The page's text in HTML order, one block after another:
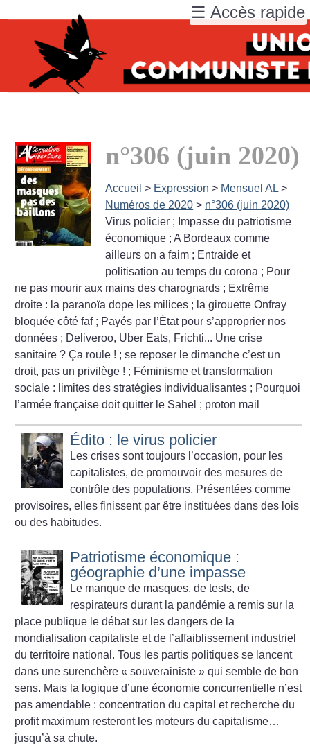
n°306 (juin 2020)
Accueil > Expression > Mensuel AL >
Numéros de 2020 > n°306 (juin 2020)
Virus policier ; Impasse du patriotisme
économique ; A Bordeaux comme
ailleurs on a faim ; Entraide et
politisation au temps du corona ; Pour
ne pas mourir aux mains des charognards ; Extrême
droite : la paranoïa dope les milices ; la girouette Onfray
bloquée côté faf ; Payés par l’État pour s’approprier nos
données ; Deliveroo, Uber Eats, Frichti... Une crise
sanitaire ? Ça roule ! ; se reposer le dimanche c’est un
droit, pas un privilège ! ; Féminisme et transformation
sociale : limites des stratégies individualisantes ; Pourquoi
l’armée française doit quitter le Sahel ; proton mail
Édito : le virus policier
Les crises sont toujours l’occasion, pour les
capitalistes, de promouvoir des mesures de
contrôle des populations. Présentées comme
provisoires, elles finissent par être instituées dans des lois
ou des habitudes.
Patriotisme économique :
géographie d’une impasse
Le manque de masques, de tests, de
respirateurs durant la pandémie a remis sur la
place publique le débat sur les dangers de la
mondialisation capitaliste et de l’affaiblissement industriel
du territoire national. Tous les partis politiques se lancent
dans une surenchère « souverainiste » qui semble de bon
sens. Mais la logique d’une économie concurrentielle n’est
pas amendable : concentration du capital et recherche du
profit maximum resteront les moteurs du capitalisme…
jusqu’à sa chute.
☰ Accès rapide